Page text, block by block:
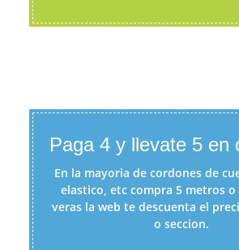
Paga 4 y llevate 5 en
En la mayoria de cordones de
elastico, etc compra 5 metros o
veras la web te descuenta el
o seccion.